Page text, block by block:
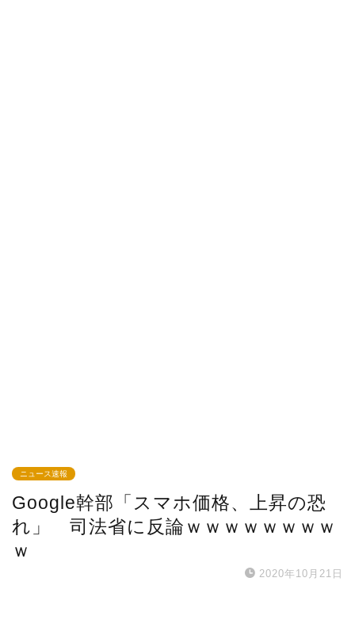
ニュース速報
Google幹部「スマホ価格、上昇の恐
れ」 司法省に反論ｗｗｗｗｗｗｗｗ
ｗ
2020年10月21日